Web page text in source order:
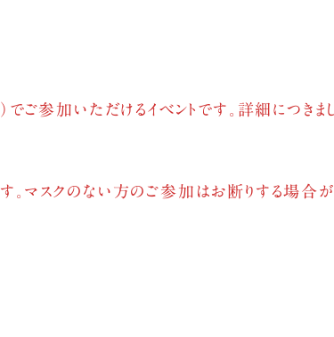
ご参加いただけるイベントです。詳細につきま
。マスクのない方のご参加はお断りする場合が